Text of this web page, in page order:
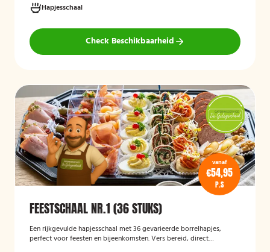
Ideaal als borrelhapje voor feestjes, recepties of zakelijke
bijeenkomsten. De wraps zijn vers bereid en aantrekkelijk
gepresenteerd op een serveerschaal.
Hapjesschaal
Check Beschikbaarheid
vanaf
€54,95
P.S
FEESTSCHAAL NR.1 (36 STUKS)
Een rijkgevulde hapjesschaal met 36 gevarieerde borrelhapjes,
perfect voor feesten en bijeenkomsten. Vers bereid, direct